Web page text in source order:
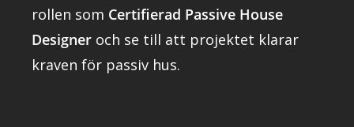
rollen som Certifierad Passive House
Designer och se till att projektet klarar
kraven för passiv hus.